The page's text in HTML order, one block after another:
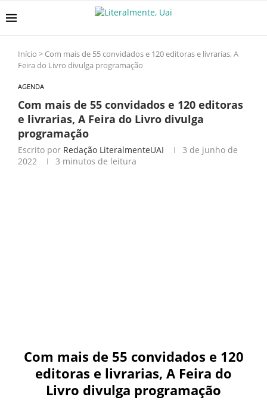
Início > Com mais de 55 convidados e 120 editoras e livrarias, A
Feira do Livro divulga programação
AGENDA
Com mais de 55 convidados e 120 editoras
e livrarias, A Feira do Livro divulga
programação
Escrito por Redação LiteralmenteUAI
3 de junho de
2022
3 minutos de leitura
Com mais de 55 convidados e 120
editoras e livrarias, A Feira do
Livro divulga programação